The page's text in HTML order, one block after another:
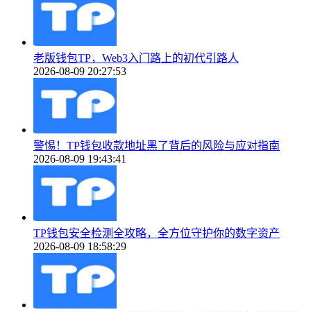
老版钱包TP，Web3入门路上的初代引路人
2026-08-09 20:27:53
警惕！TP钱包收款地址黑了背后的风险与应对指南
2026-08-09 19:43:41
TP钱包安全检测全攻略，全方位守护你的数字资产
2026-08-09 18:58:29